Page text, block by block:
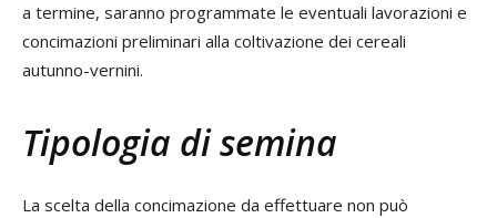
a termine, saranno programmate le eventuali lavorazioni e
concimazioni preliminari alla coltivazione dei cereali
autunno-vernini.
Tipologia di semina
La scelta della concimazione da effettuare non può